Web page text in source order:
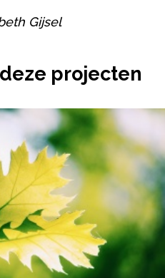
Gijsel
projecten